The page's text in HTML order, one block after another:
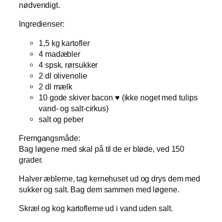
nødvendigt.
Ingredienser:
1,5 kg kartofler
4 madæbler
4 spsk. rørsukker
2 dl olivenolie
2 dl mælk
10 gode skiver bacon ♥ (ikke noget med tulips
vand- og salt-cirkus)
salt og peber
Fremgangsmåde:
Bag løgene med skal på til de er bløde, ved 150
grader.
Halver æblerne, tag kernehuset ud og drys dem med
sukker og salt. Bag dem sammen med løgene.
Skræl og kog kartoflerne ud i vand uden salt.